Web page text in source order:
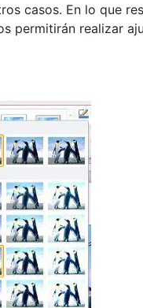
casos. En lo que
permitirán realizar